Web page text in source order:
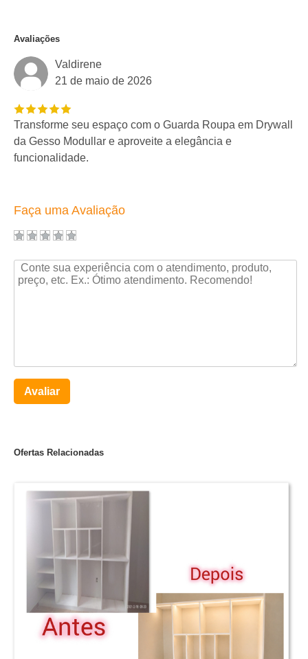
Avaliações
Valdirene
21 de maio de 2026
Transforme seu espaço com o Guarda Roupa em Drywall
da Gesso Modullar e aproveite a elegância e
funcionalidade.
Faça uma Avaliação
Avaliar
Ofertas Relacionadas